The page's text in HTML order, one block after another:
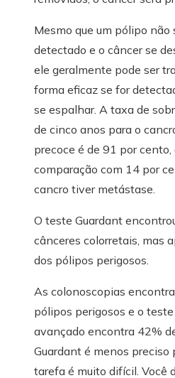
Mesmo que um pólipo não
detectado e o câncer se
ele geralmente pode ser
forma eficaz se for
se espalhar. A taxa de
de cinco anos para o
precoce é de 91 por cento,
comparação com 14 por
cancro tiver metástase.
O teste Guardant
cânceres colorretais, mas
dos pólipos perigosos.
As colonoscopias
pólipos perigosos e o
avançado encontra 42%
Guardant é menos preciso
tarefa é muito difícil. Você